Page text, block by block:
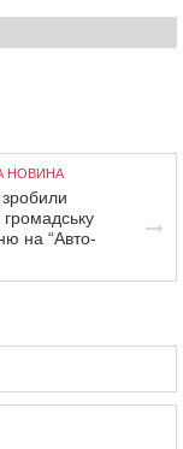
НОВИНА
на “Авто-